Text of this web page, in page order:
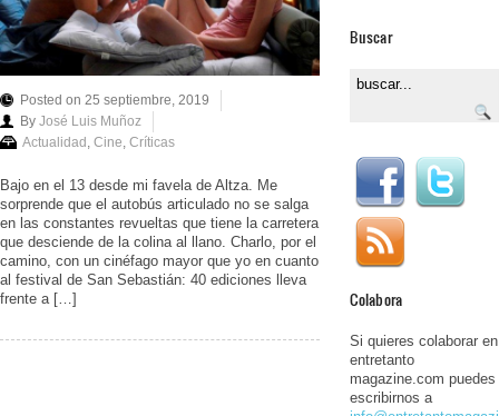
Posted on 25 septiembre, 2019
By José Luis Muñoz
Actualidad , Cine, Críticas
Bajo en el 13 desde mi favela de Altza. Me
sorprende que el autobús articulado no se salga
en las constantes revueltas que tiene la carretera
que desciende de la colina al llano. Charlo, por el
camino, con un cinéfago mayor que yo en cuanto
al festival de San Sebastián: 40 ediciones lleva
frente a […]
Buscar
Colabora
Si quieres colaborar en
entretanto
magazine.com puedes
escribirnos a